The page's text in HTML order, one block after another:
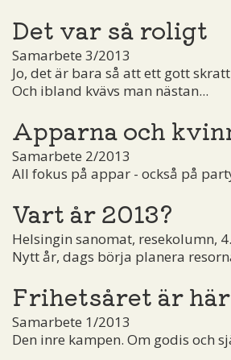
Det var så roligt
Samarbete 3/2013
Jo, det är bara så att ett gott
Och ibland kvävs man nästan...
Apparna och
Samarbete 2/2013
All fokus på appar - också på
Vart år 2013?
Helsingin sanomat, resekolumn,
Nytt år, dags börja planera
Frihetsåret är här
Samarbete 1/2013
Den inre kampen. Om godis och